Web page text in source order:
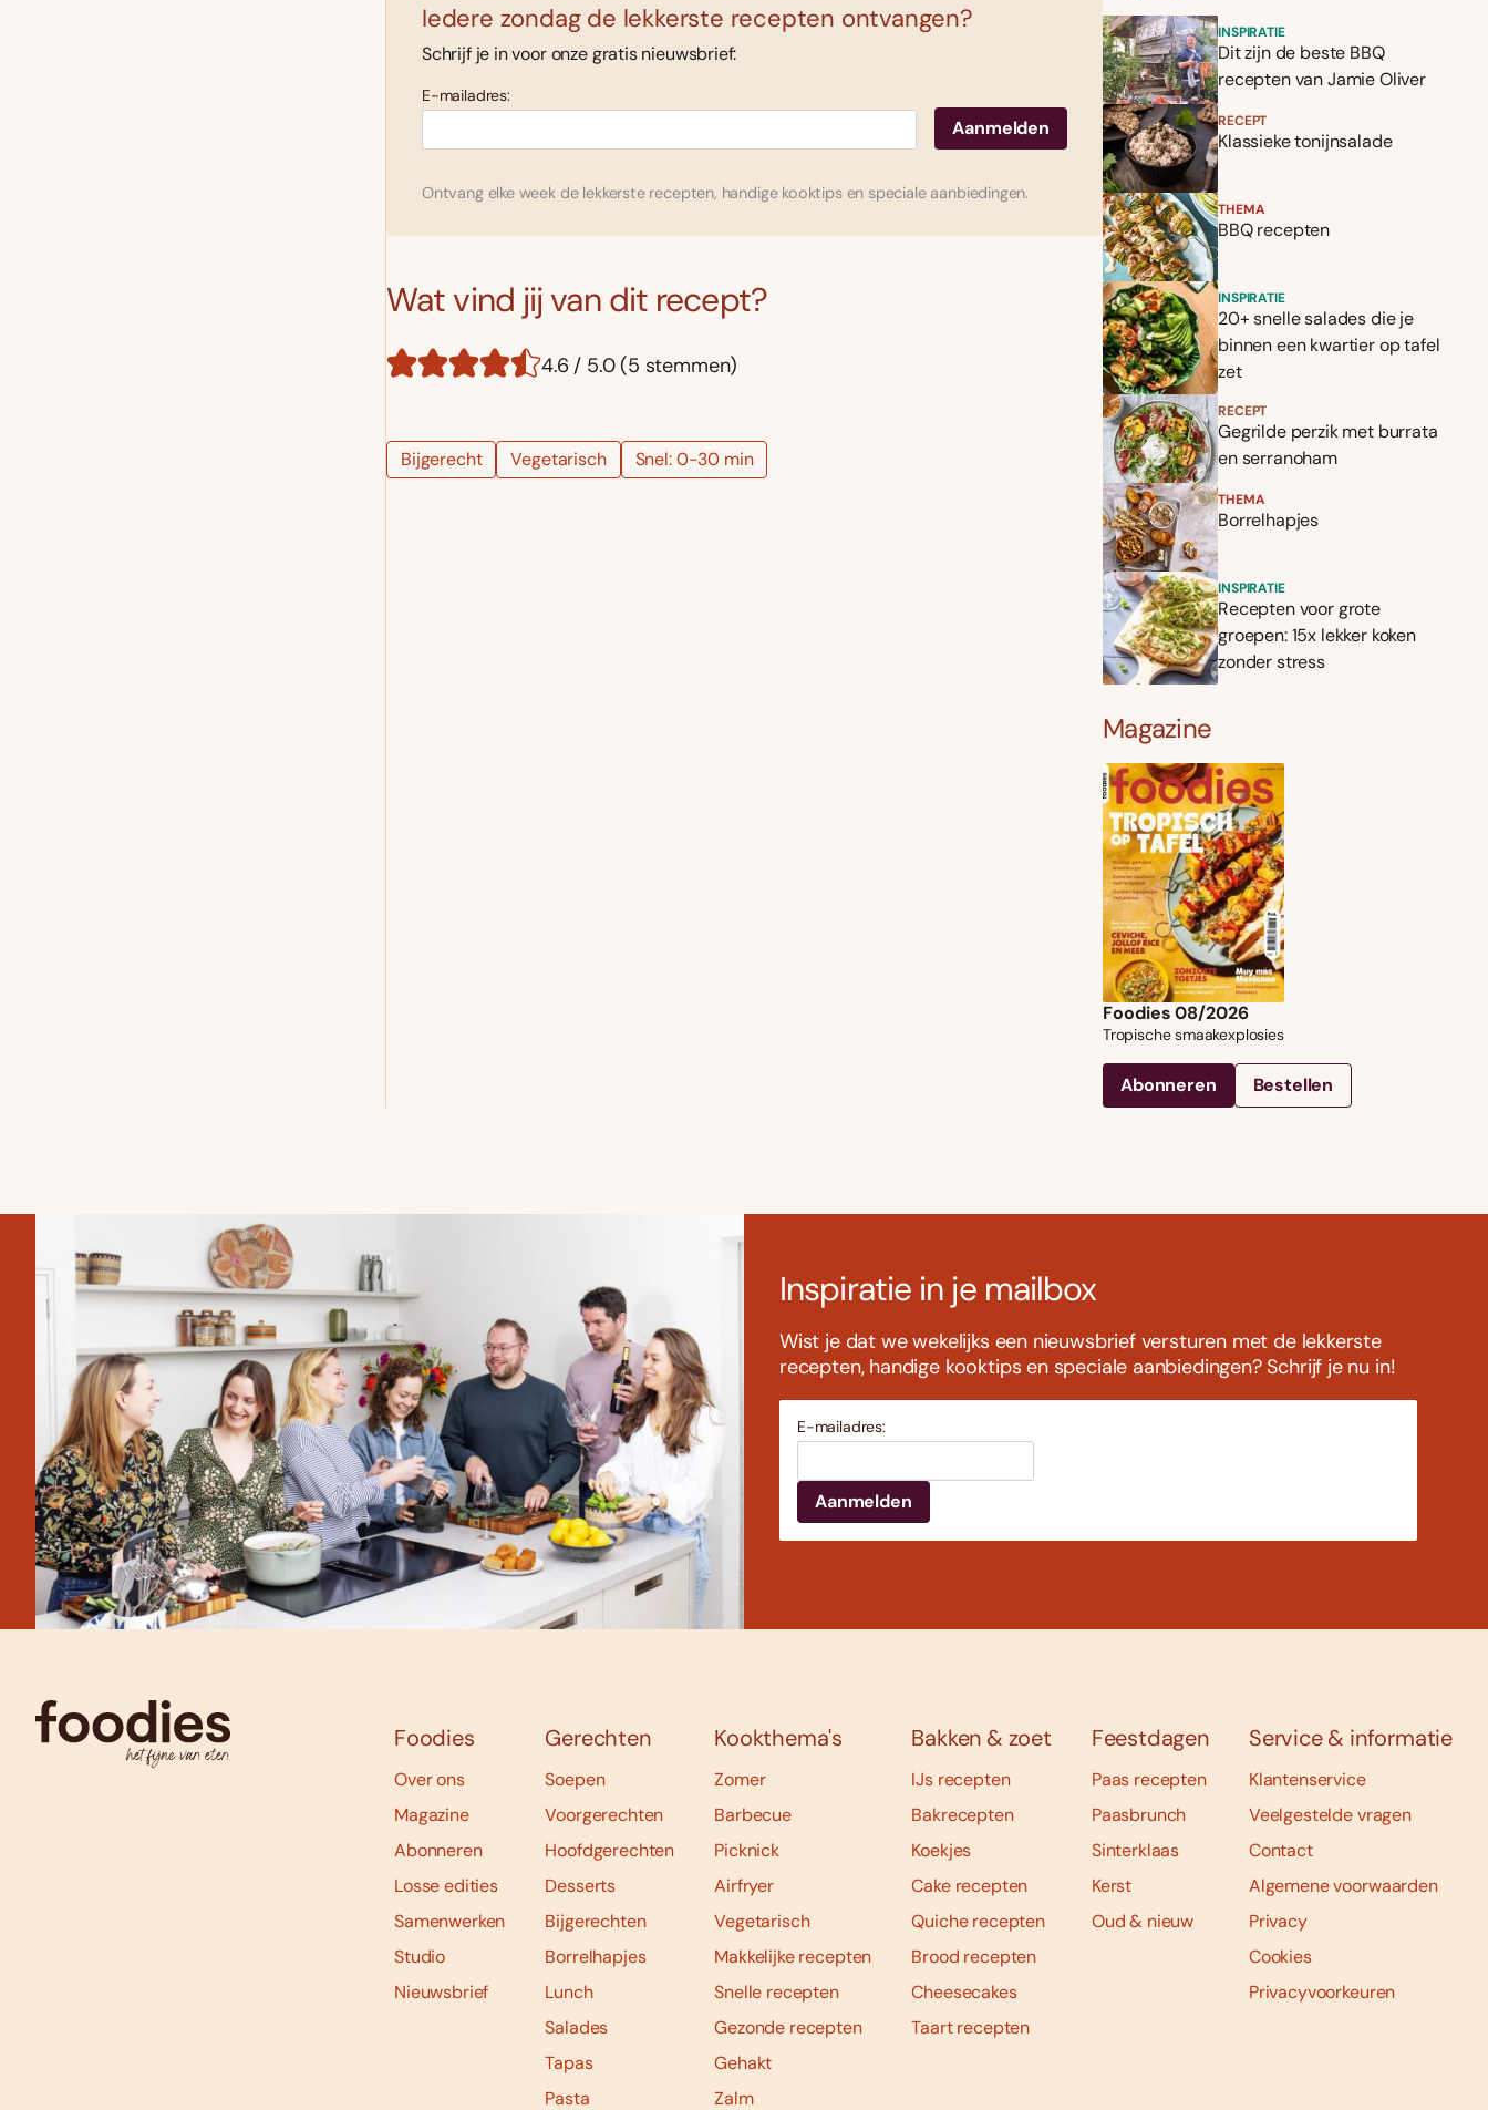
Iedere zondag de lekkerste recepten ontvangen?
Schrijf je in voor onze gratis nieuwsbrief:
E-mailadres:
Ontvang elke week de lekkerste recepten, handige kooktips en speciale aanbiedingen.
Wat vind jij van dit recept?
4.6 / 5.0 (5 stemmen)
Bijgerecht Vegetarisch Snel: 0-30 min
INSPIRATIE
Dit zijn de beste BBQ
recepten van Jamie Oliver
RECEPT
Klassieke tonijnsalade
THEMA
BBQ recepten
INSPIRATIE
20+ snelle salades die je
binnen een kwartier op tafel
zet
RECEPT
Gegrilde perzik met burrata
en serranoham
THEMA
Borrelhapjes
INSPIRATIE
Recepten voor grote
groepen: 15x lekker koken
zonder stress
Magazine
Foodies 08/2026
Tropische smaakexplosies
Abonneren Bestellen
Inspiratie in je mailbox
Wist je dat we wekelijks een nieuwsbrief versturen met de lekkerste
recepten, handige kooktips en speciale aanbiedingen? Schrijf je nu in!
E-mailadres:
Foodies
Over ons
Magazine
Abonneren
Losse edities
Samenwerken
Studio
Nieuwsbrief
Gerechten
Soepen
Voorgerechten
Hoofdgerechten
Desserts
Bijgerechten
Borrelhapjes
Lunch
Salades
Tapas
Pasta
Kookthema's
Zomer
Barbecue
Picknick
Airfryer
Vegetarisch
Makkelijke recepten
Snelle recepten
Gezonde recepten
Gehakt
Zalm
Bakken & zoet
IJs recepten
Bakrecepten
Koekjes
Cake recepten
Quiche recepten
Brood recepten
Cheesecakes
Taart recepten
Feestdagen
Paas recepten
Paasbrunch
Sinterklaas
Kerst
Oud & nieuw
Service & informatie
Klantenservice
Veelgestelde vragen
Contact
Algemene voorwaarden
Privacy
Cookies
Privacyvoorkeuren